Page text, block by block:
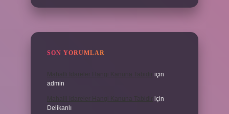
SON YORUMLAR
için
admin
için
Delikanlı